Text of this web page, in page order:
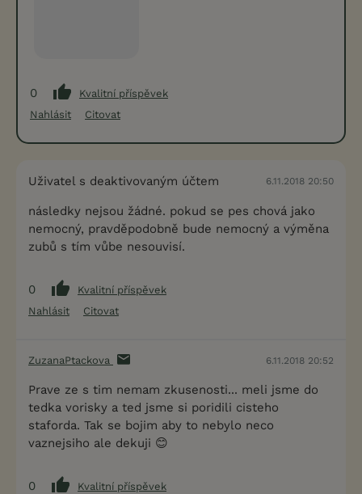
0
Kvalitní příspěvek
Nahlásit
Citovat
Uživatel s deaktivovaným účtem 6.11.2018 20:50
následky nejsou žádné. pokud se pes chová jako
nemocný, pravděpodobně bude nemocný a výměna
zubů s tím vůbe nesouvisí.
0
Kvalitní příspěvek
Nahlásit
Citovat
ZuzanaPtackova 6.11.2018 20:52
Prave ze s tim nemam zkusenosti... meli jsme do
tedka vorisky a ted jsme si poridili cisteho
staforda. Tak se bojim aby to nebylo neco
vaznejsiho ale dekuji 😊
0
Kvalitní příspěvek